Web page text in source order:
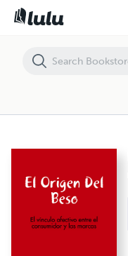
El Origen Del Beso